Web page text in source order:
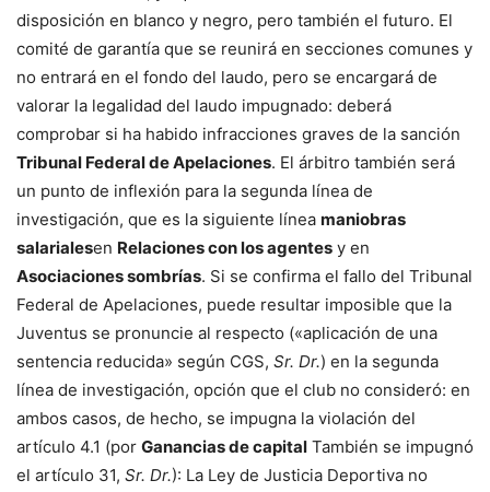
disposición en blanco y negro, pero también el futuro. El
comité de garantía que se reunirá en secciones comunes y
no entrará en el fondo del laudo, pero se encargará de
valorar la legalidad del laudo impugnado: deberá
comprobar si ha habido infracciones graves de la sanción
Tribunal Federal de Apelaciones. El árbitro también será
un punto de inflexión para la segunda línea de
investigación, que es la siguiente línea maniobras
salarialesen Relaciones con los agentes y en
Asociaciones sombrías. Si se confirma el fallo del Tribunal
Federal de Apelaciones, puede resultar imposible que la
Juventus se pronuncie al respecto («aplicación de una
sentencia reducida» según CGS, Sr. Dr.) en la segunda
línea de investigación, opción que el club no consideró: en
ambos casos, de hecho, se impugna la violación del
artículo 4.1 (por Ganancias de capital También se impugnó
el artículo 31, Sr. Dr.): La Ley de Justicia Deportiva no